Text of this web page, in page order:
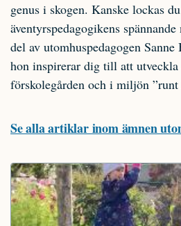
genus i skogen. Kanske lockas
äventyrspedagogikens
del av utomhuspedagogen
hon inspirerar dig till att utveckla
förskolegården och i miljön ”runt
Se alla artiklar inom ämnen